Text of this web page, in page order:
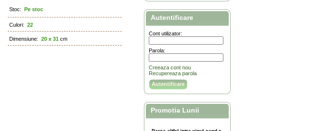
Stoc: Pe stoc
Culori: 22
Dimensiune: 20 x 31 cm
Autentificare
Cont utilizator:
Parola:
Creeaza cont nou
Recupereaza parola
Promotia Lunii